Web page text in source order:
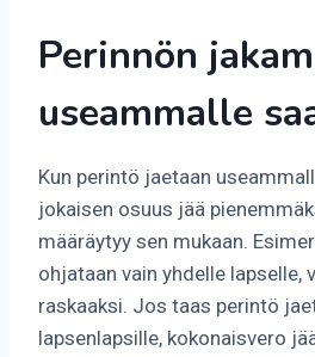
Perinnön
useammalle
Kun perintö jaetaan
jokaisen osuus jää
määräytyy sen mukaan.
ohjataan vain yhdelle lapselle,
raskaaksi. Jos taas perintö
lapsenlapsille, kokonaisvero